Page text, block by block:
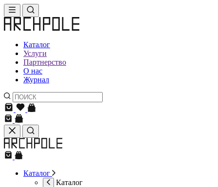
Каталог
Услуги
Партнерство
О нас
Журнал
Каталог
Каталог